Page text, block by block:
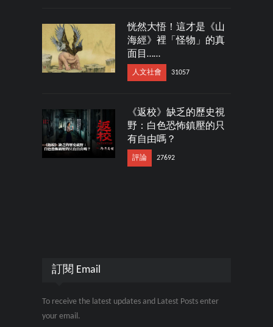
恍然大悟！這才是《山
海經》裡「怪物」的真
面目……
人文社會 31057
《返校》缺乏的歷史視
野：白色恐怖鎮壓的只
有自由嗎？
評論 27692
訂閱 Email
To receive the latest updates and Latest Posts enter
your email.